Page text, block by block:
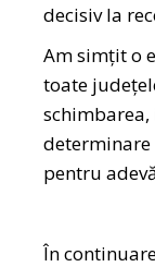
decisiv la
Am simțit o
toate
pentru
În